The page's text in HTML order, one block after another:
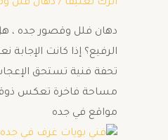
اترك تعليقاً / دهان فلل
دهان فلل وقصور جده ،
الرفيع؟ إذا كانت
تحفة فنية تستحق
مساحة فاخرة تعكس ذوقك
مواقع في جده